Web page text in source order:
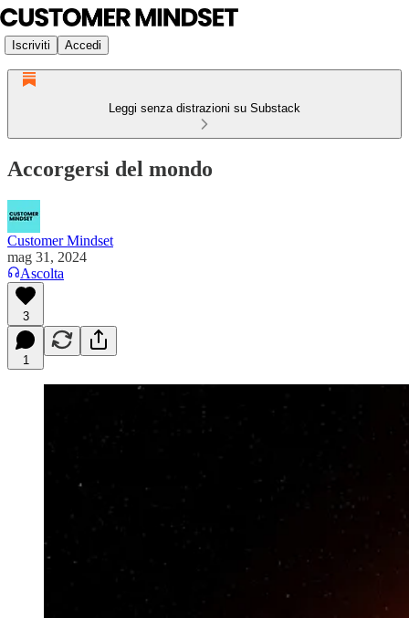
Iscriviti Accedi
Leggi senza distrazioni su Substack
Accorgersi del mondo
Customer Mindset
mag 31, 2024
Ascolta
3
1